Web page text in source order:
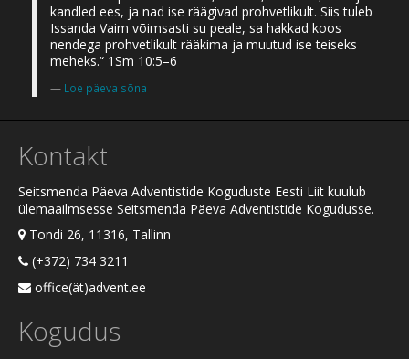
kandled ees, ja nad ise räägivad prohvetlikult. Siis tuleb
Issanda Vaim võimsasti su peale, sa hakkad koos
nendega prohvetlikult rääkima ja muutud ise teiseks
meheks.“ 1Sm 10:5–6
Loe päeva sõna
Kontakt
Seitsmenda Päeva Adventistide Koguduste Eesti Liit kuulub
ülemaailmsesse Seitsmenda Päeva Adventistide Kogudusse.
Tondi 26, 11316, Tallinn
(+372) 734 3211
office(ät)advent.ee
Kogudus